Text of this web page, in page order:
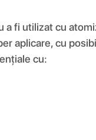
fi utilizat cu
aplicare, cu
cu: